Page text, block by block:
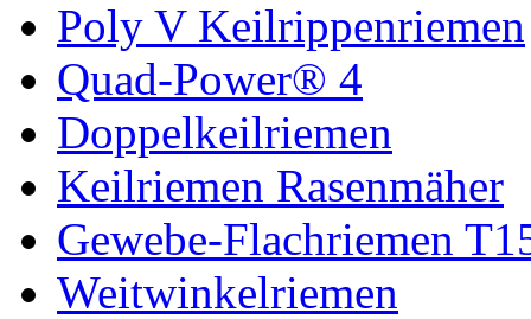
Poly V Keilrippenriemen
Quad-Power® 4
Doppelkeilriemen
Keilriemen Rasenmäher
Gewebe-Flachriemen
Weitwinkelriemen